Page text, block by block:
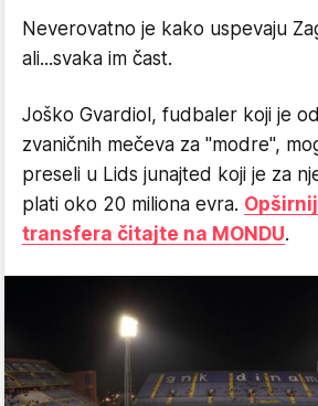
Neverovatno je kako uspevaju
ali...svaka im čast.
Joško Gvardiol, fudbaler koji je
zvaničnih mečeva za "modre",
preseli u Lids junajted koji je za
plati oko 20 miliona evra.
transfera čitajte na MONDU.